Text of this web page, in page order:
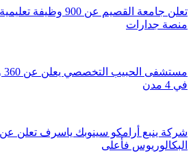
تعلن جامعة القصيم عن
منصة جدارات
في 4 مدن
البكالوريوس فأعلى